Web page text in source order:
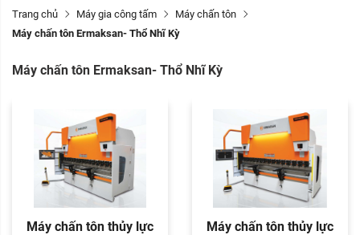
Trang chủ Máy gia công tấm
Máy chấn tôn
Máy chấn tôn Ermaksan- Thổ Nhĩ Kỳ
Máy chấn tôn Ermaksan- Thổ Nhĩ Kỳ
Máy chấn tôn thủy lực
Máy chấn tôn thủy lực